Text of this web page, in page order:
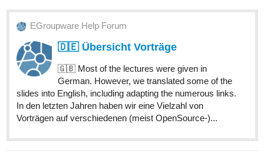
EGroupware Help Forum
🇩🇪 Übersicht Vorträge
🇬🇧 Most of the lectures were given in
German. However, we translated some of the
slides into English, including adapting the numerous links.
In den letzten Jahren haben wir eine Vielzahl von
Vorträgen auf verschiedenen (meist OpenSource-)...